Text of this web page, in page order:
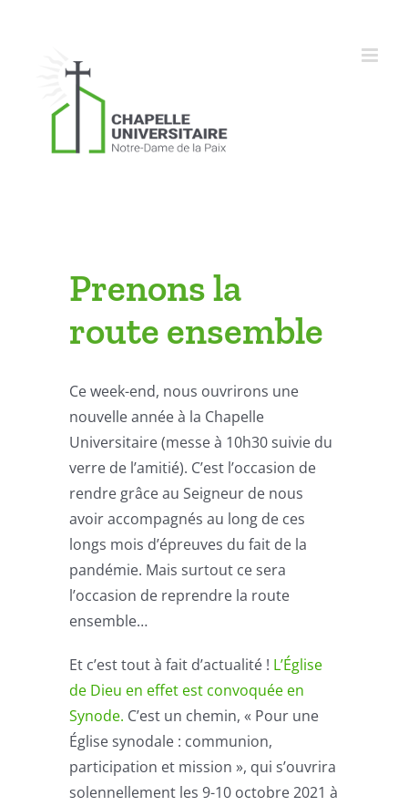
Prenons la
route ensemble
Ce week-end, nous ouvrirons une
nouvelle année à la Chapelle
Universitaire (messe à 10h30 suivie du
verre de l’amitié). C’est l’occasion de
rendre grâce au Seigneur de nous
avoir accompagnés au long de ces
longs mois d’épreuves du fait de la
pandémie. Mais surtout ce sera
l’occasion de reprendre la route
ensemble…
Et c’est tout à fait d’actualité ! L’Église
de Dieu en effet est convoquée en
Synode. C’est un chemin, « Pour une
Église synodale : communion,
participation et mission », qui s’ouvrira
solennellement les 9-10 octobre 2021 à